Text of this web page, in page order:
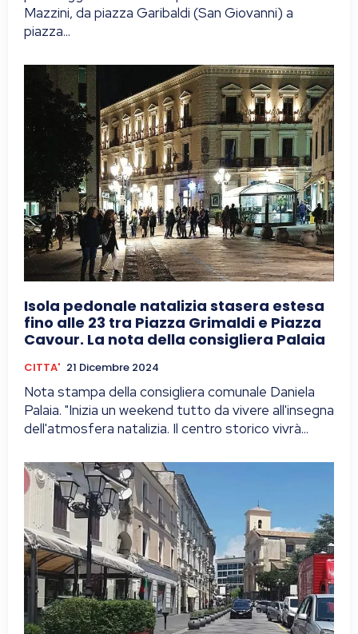
Mazzini, da piazza Garibaldi (San Giovanni) a
piazza...
Isola pedonale natalizia stasera estesa
fino alle 23 tra Piazza Grimaldi e Piazza
Cavour. La nota della consigliera Palaia
CITTA' 21 Dicembre 2024
Nota stampa della consigliera comunale Daniela
Palaia. "Inizia un weekend tutto da vivere all'insegna
dell'atmosfera natalizia. Il centro storico vivrà...